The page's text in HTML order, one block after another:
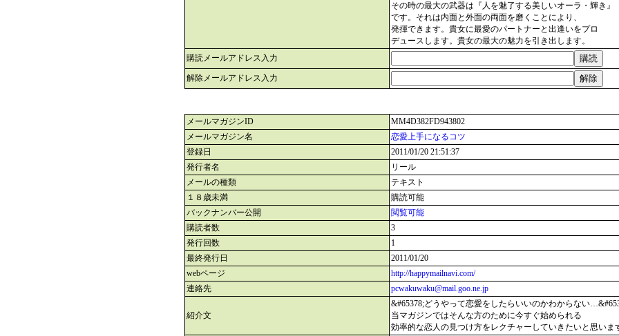
その時の最大の武器は『人を魅了する美しいオーラ・輝き』
です。それは内面と外面の両面を磨くことにより、
発揮できます。貴女に最愛のパートナーと出逢いをプロ
デュースします。貴女の最大の魅力を引き出します。
購読メールアドレス入力
解除メールアドレス入力
メールマガジンID
MM4D382FD943802
メールマガジン名
恋愛上手になるコツ
登録日
2011/01/20 21:51:37
発行者名
リール
メールの種類
テキスト
１８歳未満
購読可能
バックナンバー公開
閲覧可能
購読者数
3
発行回数
1
最終発行日
2011/01/20
webページ
http://happymailnavi.com/
連絡先
pcwakuwaku@mail.goo.ne.jp
紹介文
&#65378;どうやって恋愛をしたらいいのかわからない
当マガジンではそんな方のために今すぐ始められる
効率的な恋人の見つけ方をレクチャーしていきたいと思いま